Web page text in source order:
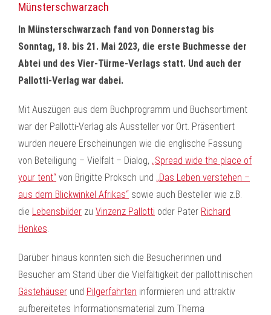
Münsterschwarzach
In Münsterschwarzach fand von Donnerstag bis
Sonntag, 18. bis 21. Mai 2023, die erste Buchmesse der
Abtei und des Vier-Türme-Verlags statt. Und auch der
Pallotti-Verlag war dabei.
Mit Auszügen aus dem Buchprogramm und Buchsortiment
war der Pallotti-Verlag als Aussteller vor Ort. Präsentiert
wurden neuere Erscheinungen wie die englische Fassung
von Beteiligung – Vielfalt – Dialog, „Spread wide the place of
your tent“ von Brigitte Proksch und „Das Leben verstehen –
aus dem Blickwinkel Afrikas“ sowie auch Besteller wie z.B.
die Lebensbilder zu Vinzenz Pallotti oder Pater Richard
Henkes.
Darüber hinaus konnten sich die Besucherinnen und
Besucher am Stand über die Vielfältigkeit der pallottinischen
Gästehäuser und Pilgerfahrten informieren und attraktiv
aufbereitetes Informationsmaterial zum Thema